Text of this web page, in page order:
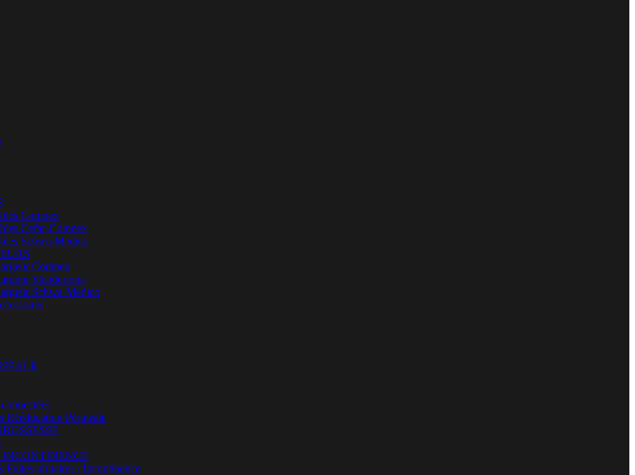
Compex
Cefar-Compex
Schwa-Medico
Compex
Slendertone
Schwa-Medico
Rééducation Périnéale
Fuites urinaires / Incontinence